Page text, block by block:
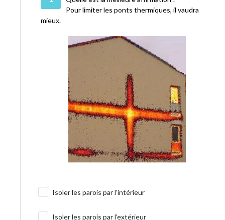
Pour limiter les ponts thermiques, il vaudra
mieux.
Isoler les parois par l’intérieur
Isoler les parois par l’extérieur